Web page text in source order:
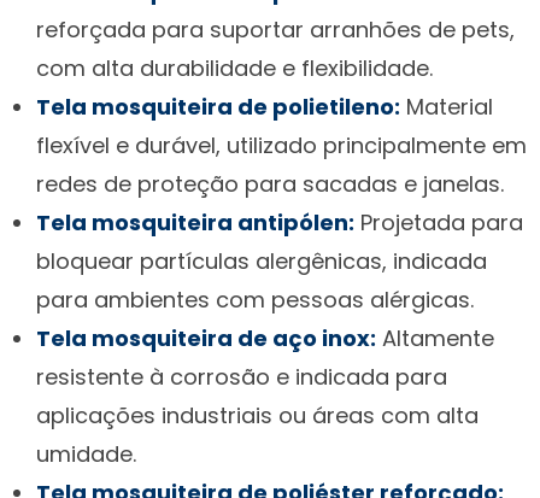
reforçada para suportar arranhões de pets,
com alta durabilidade e flexibilidade.
Tela mosquiteira de polietileno: Material
flexível e durável, utilizado principalmente em
redes de proteção para sacadas e janelas.
Tela mosquiteira antipólen: Projetada para
bloquear partículas alergênicas, indicada
para ambientes com pessoas alérgicas.
Tela mosquiteira de aço inox: Altamente
resistente à corrosão e indicada para
aplicações industriais ou áreas com alta
umidade.